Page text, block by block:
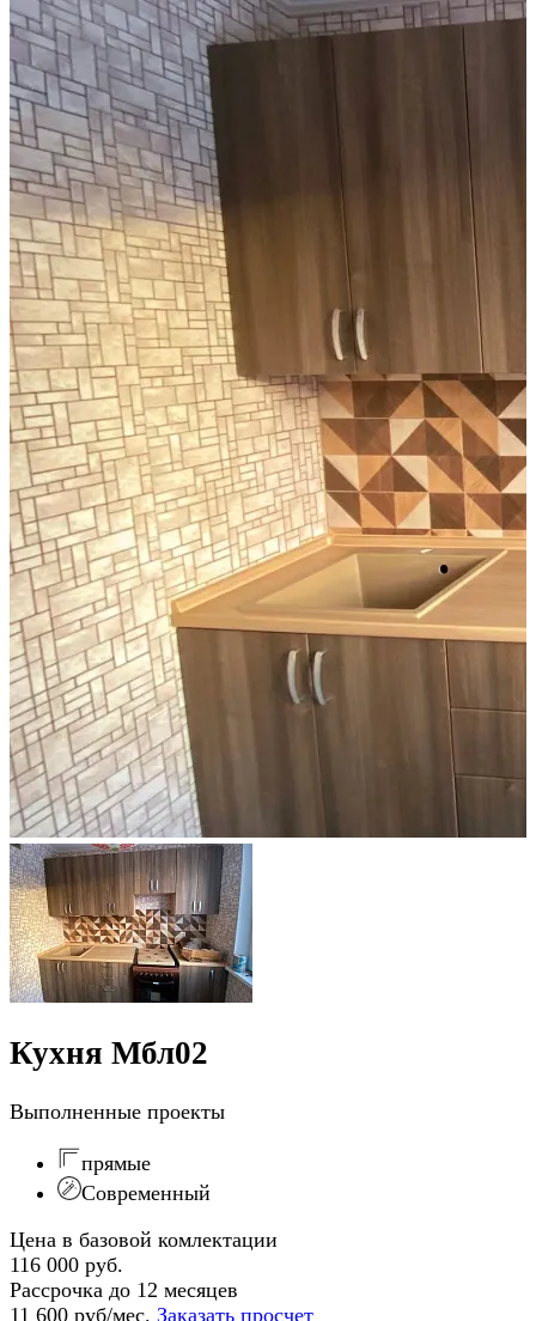
Кухня Мбл02
Выполненные проекты
прямые
Современный
Цена в базовой комлектации
116 000 руб.
Рассрочка до 12 месяцев
11 600 руб/мес. Заказать просчет